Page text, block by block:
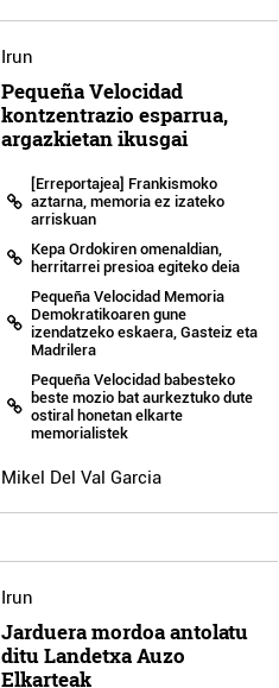
Irun
Pequeña Velocidad
kontzentrazio esparrua,
argazkietan ikusgai
[Erreportajea] Frankismoko
aztarna, memoria ez izateko
arriskuan
Kepa Ordokiren omenaldian,
herritarrei presioa egiteko deia
Pequeña Velocidad Memoria
Demokratikoaren gune
izendatzeko eskaera, Gasteiz eta
Madrilera
Pequeña Velocidad babesteko
beste mozio bat aurkeztuko dute
ostiral honetan elkarte
memorialistek
Mikel Del Val Garcia
Irun
Jarduera mordoa antolatu
ditu Landetxa Auzo
Elkarteak